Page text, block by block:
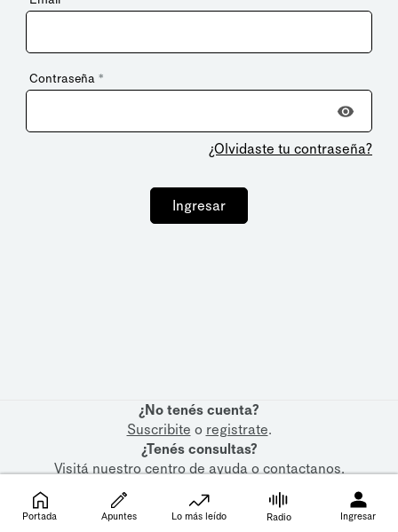
Contraseña *
¿Olvidaste tu contraseña?
Ingresar
¿No tenés cuenta?
Suscribite o registrate.
¿Tenés consultas?
Visitá nuestrocentro de ayudaocontactanos.
Portada Apuntes Lo más leído Radio Ingresar